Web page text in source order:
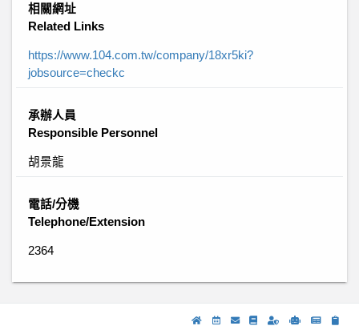
相關網址
Related Links
https://www.104.com.tw/company/18xr5ki?
jobsource=checkc
承辦人員
Responsible Personnel
胡景龍
電話/分機
Telephone/Extension
2364